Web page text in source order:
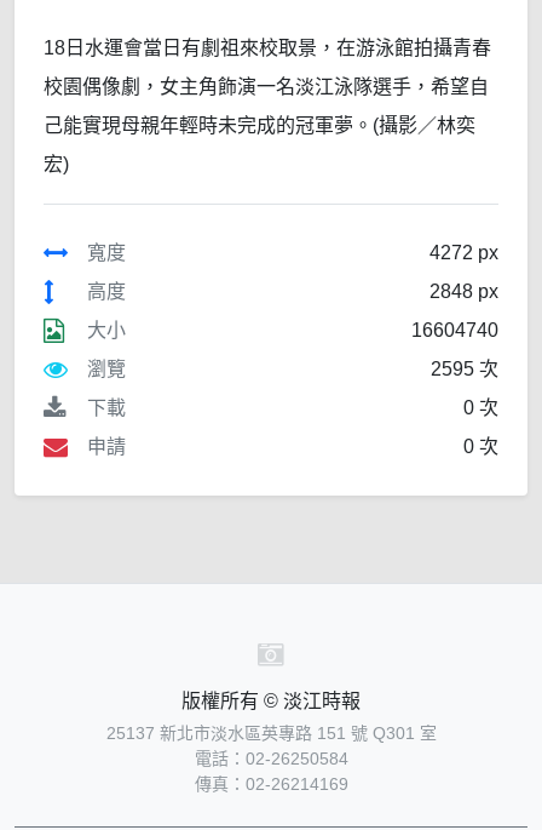
18日水運會當日有劇祖來校取景，在游泳館拍攝青春
校園偶像劇，女主角飾演一名淡江泳隊選手，希望自
己能實現母親年輕時未完成的冠軍夢。(攝影／林奕
宏)
寬度
4272 px
高度
2848 px
大小
16604740
瀏覽
2595 次
下載
0 次
申請
0 次
版權所有 © 淡江時報
25137 新北市淡水區英專路 151 號 Q301 室
電話：02-26250584
傳真：02-26214169